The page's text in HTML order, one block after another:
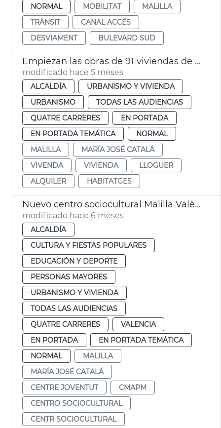
NORMAL
MOBILITAT
MALILLA
TRÀNSIT
CANAL ACCÉS
DESVIAMENT
BULEVARD SUD
Empiezan las obras de 91 viviendas de alquiler social a Malilla València
modificado hace 5 meses
ALCALDÍA
URBANISMO Y VIVIENDA
URBANISMO
TODAS LAS AUDIENCIAS
QUATRE CARRERES
EN PORTADA
EN PORTADA TEMÁTICA
NORMAL
MALILLA
MARÍA JOSÉ CATALÁ
VIVENDA
VIVIENDA
LLOGUER
ALQUILER
HABITATGES
Nuevo centro sociocultural Malilla València
modificado hace 6 meses
ALCALDÍA
CULTURA Y FIESTAS POPULARES
EDUCACIÓN Y DEPORTE
PERSONAS MAYORES
URBANISMO Y VIVIENDA
TODAS LAS AUDIENCIAS
QUATRE CARRERES
VALENCIA
EN PORTADA
EN PORTADA TEMÁTICA
NORMAL
MALILLA
MARÍA JOSÉ CATALÁ
CENTRE JOVENTUT
CMAPM
CENTRO SOCIOCULTURAL
CENTR SOCIOCULTURAL